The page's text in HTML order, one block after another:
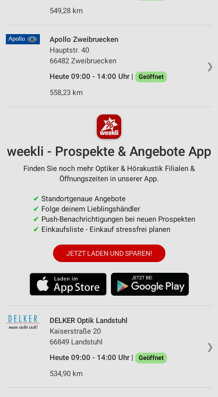
549,28 km
❯
Apollo Zweibruecken
Hauptstr. 40
66482 Zweibruecken
Heute 09:00 - 14:00 Uhr |
Geöffnet
558,23 km
weekli - Prospekte & Angebote App
Finden Sie noch mehr Optiker & Hörakustik Filialen &
Öffnungszeiten in unserer App.
✔ Standortgenaue Angebote
✔ Folge deinem Lieblingshändler
✔ Push-Benachrichtigungen bei neuen Prospekten
✔ Einkaufsliste - Einkauf stressfrei planen
JETZT LADEN UND SPAREN!
❯
DELKER Optik Landstuhl
Kaiserstraße 20
66849 Landstuhl
Heute 09:00 - 14:00 Uhr |
Geöffnet
534,90 km